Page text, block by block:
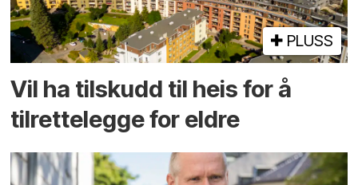
PLUSS
Vil ha tilskudd til heis for å
tilrettelegge for eldre